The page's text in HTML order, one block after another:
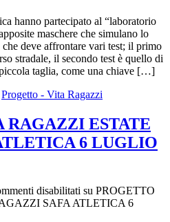
hanno partecipato al “laboratorio
maschere che simulano lo
deve affrontare vari test; il primo
stradale, il secondo test è quello di
taglia, come una chiave […]
Progetto - Vita Ragazzi
RAGAZZI ESTATE
6 LUGLIO
disabilitati su PROGETTO
SAFA ATLETICA 6